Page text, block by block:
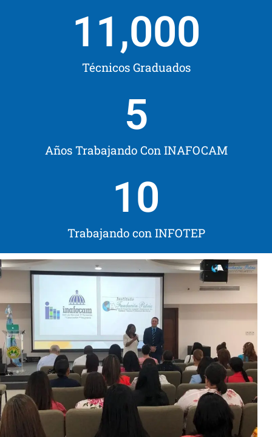
Técnicos Graduados
11,000
Años Trabajando Con INAFOCAM
5
Trabajando con INFOTEP
10